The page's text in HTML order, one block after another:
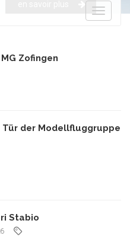
Zofingen
Tür der Modellfluggruppe
Stabio